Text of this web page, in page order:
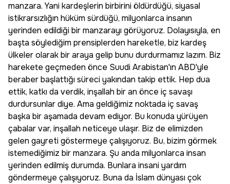
manzara. Yani kardeşlerin birbirini öldürdüğü, siyasal
istikrarsızlığın hüküm sürdüğü, milyonlarca insanın
yerinden edildiği bir manzarayı görüyoruz. Dolayısıyla, en
başta söylediğim prensiplerden hareketle, biz kardeş
ülkeler olarak bir araya gelip bunu durdurmamız lazım. Biz
harekete geçmeden önce Suudi Arabistan'ın ABD'yle
beraber başlattığı süreci yakından takip ettik. Hep dua
ettik, katkı da verdik, inşallah bir an önce iç savaşı
durdursunlar diye. Ama geldiğimiz noktada iç savaş
başka bir aşamada devam ediyor. Bu konuda yürüyen
çabalar var, inşallah neticeye ulaşır. Biz de elimizden
gelen gayreti göstermeye çalışıyoruz. Bu, bizim görmek
istemediğimiz bir manzara. Şu anda milyonlarca insan
yerinden edilmiş durumda. Bunlara insani yardım
göndermeye çalışıyoruz. Buna da İslam dünyası çok